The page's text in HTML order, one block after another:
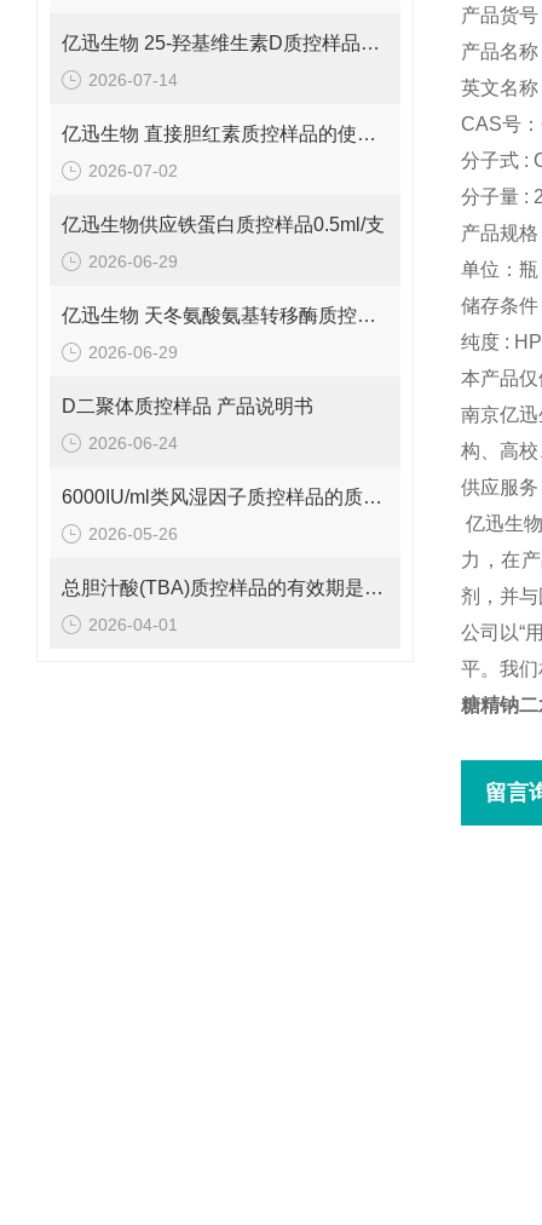
亿迅生物 25-羟基维生素D质控样品的浓度是多少呢？
2026-07-14
亿迅生物 直接胆红素质控样品的使用方法
2026-07-02
亿迅生物供应铁蛋白质控样品0.5ml/支
2026-06-29
亿迅生物 天冬氨酸氨基转移酶质控样品的质控靶值是多少呢？
2026-06-29
D二聚体质控样品 产品说明书
2026-06-24
6000IU/ml类风湿因子质控样品的质控范围是多少呢？
2026-05-26
总胆汁酸(TBA)质控样品的有效期是多久呢？
2026-04-01
产品货
产品名称
英文名
CAS号
分子式 :
分子量 :
产品规
单位：瓶
储存条件
纯度 :
本产品
南京亿
构、高
供应服
亿迅生
力，在
剂，并
公司以“
平。我
糖精钠
留言